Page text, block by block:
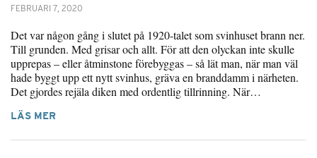
FEBRUARI 7, 2020
Det var någon gång i slutet på 1920-talet som svinhuset brann ner.
Till grunden. Med grisar och allt. För att den olyckan inte skulle
upprepas – eller åtminstone förebyggas – så lät man, när man väl
hade byggt upp ett nytt svinhus, gräva en branddamm i närheten.
Det gjordes rejäla diken med ordentlig tillrinning. När…
LÄS MER